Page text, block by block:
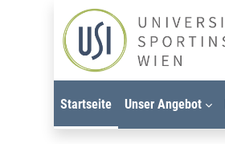
Zum Hauptinhalt
Startseite Unser Angebot